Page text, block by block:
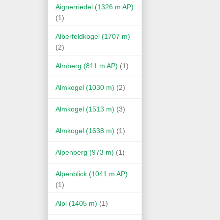
Aignerriedel (1326 m AP)
(1)
Alberfeldkogel (1707 m)
(2)
Almberg (811 m AP) (1)
Almkogel (1030 m) (2)
Almkogel (1513 m) (3)
Almkogel (1638 m) (1)
Alpenberg (973 m) (1)
Alpenblick (1041 m AP)
(1)
Alpl (1405 m) (1)